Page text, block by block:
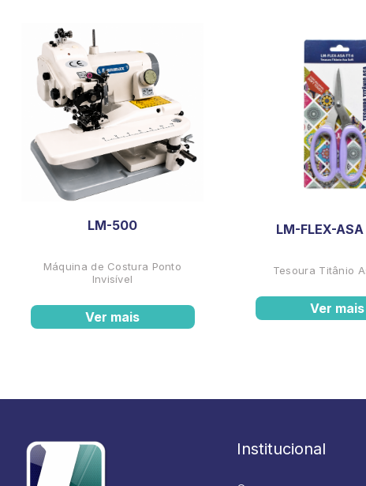
LM-500
Máquina de Costura Ponto
Invisível
Ver mais
LM-FLEX-
Tesoura Titânio
Ver mais
Institucional